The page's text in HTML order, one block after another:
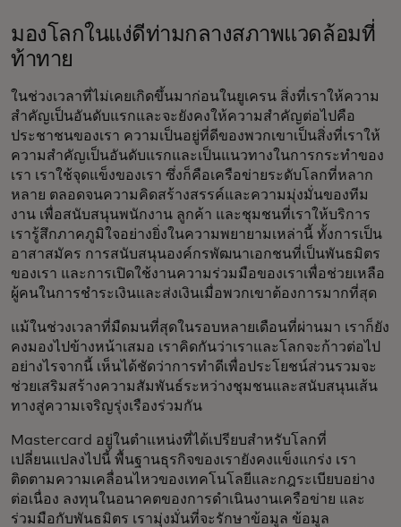
มองโลกในแง่ดีท่ามกลางสภาพแวดล้อมที่
ท้าทาย
ในช่วงเวลาที่ไม่เคยเกิดขึ้นมาก่อนในยูเครน สิ่งที่เราให้ความ
สำคัญเป็นอันดับแรกและจะยังคงให้ความสำคัญต่อไปคือ
ประชาชนของเรา ความเป็นอยู่ที่ดีของพวกเขาเป็นสิ่งที่เราให้
ความสำคัญเป็นอันดับแรกและเป็นแนวทางในการกระทำของ
เรา เราใช้จุดแข็งของเรา ซึ่งก็คือเครือข่ายระดับโลกที่หลาก
หลาย ตลอดจนความคิดสร้างสรรค์และความมุ่งมั่นของทีม
งาน เพื่อสนับสนุนพนักงาน ลูกค้า และชุมชนที่เราให้บริการ
เรารู้สึกภาคภูมิใจอย่างยิ่งในความพยายามเหล่านี้ ทั้งการเป็น
อาสาสมัคร การสนับสนุนองค์กรพัฒนาเอกชนที่เป็นพันธมิตร
ของเรา และการเปิดใช้งานความร่วมมือของเราเพื่อช่วยเหลือ
ผู้คนในการชำระเงินและส่งเงินเมื่อพวกเขาต้องการมากที่สุด
แม้ในช่วงเวลาที่มืดมนที่สุดในรอบหลายเดือนที่ผ่านมา เราก็ยัง
คงมองไปข้างหน้าเสมอ เราคิดกันว่าเราและโลกจะก้าวต่อไป
อย่างไรจากนี้ เห็นได้ชัดว่าการทำดีเพื่อประโยชน์ส่วนรวมจะ
ช่วยเสริมสร้างความสัมพันธ์ระหว่างชุมชนและสนับสนุนเส้น
ทางสู่ความเจริญรุ่งเรืองร่วมกัน
Mastercard อยู่ในตำแหน่งที่ได้เปรียบสำหรับโลกที่
เปลี่ยนแปลงไปนี้ พื้นฐานธุรกิจของเรายังคงแข็งแกร่ง เรา
ติดตามความเคลื่อนไหวของเทคโนโลยีและกฎระเบียบอย่าง
ต่อเนื่อง ลงทุนในอนาคตของการดำเนินงานเครือข่าย และ
ร่วมมือกับพันธมิตร เรามุ่งมั่นที่จะรักษาข้อมูล ข้อมูล